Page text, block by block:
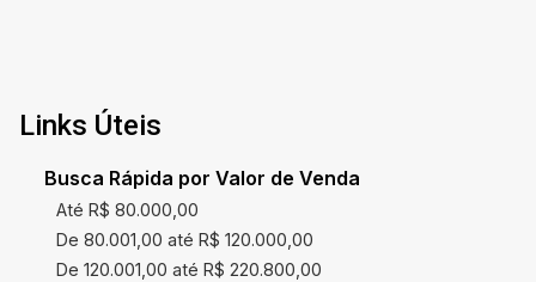
Links Úteis
Busca Rápida por Valor de Venda
Até R$ 80.000,00
De 80.001,00 até R$ 120.000,00
De 120.001,00 até R$ 220.800,00